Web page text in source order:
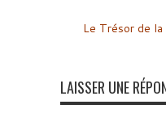
Le Trésor de
LAISSER UNE